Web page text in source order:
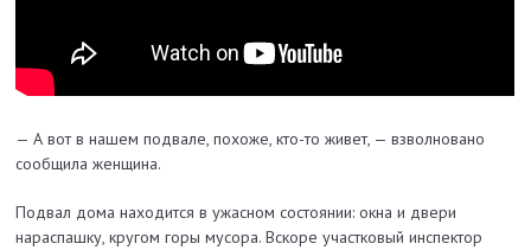
— А вот в нашем подвале, похоже, кто-то живет, — взволновано
сообщила женщина.
Подвал дома находится в ужасном состоянии: окна и двери
нараспашку, кругом горы мусора. Вскоре участковый инспектор